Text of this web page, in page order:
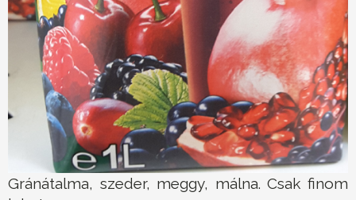
Gránátalma, szeder, meggy, málna. Csak finom